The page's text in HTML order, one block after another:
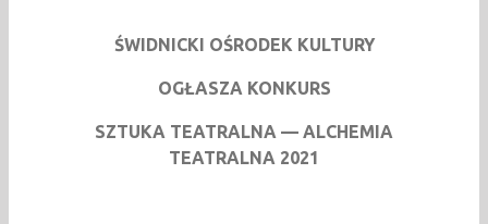
ŚWIDNICKI OŚRODEK KULTURY
OGŁASZA KONKURS
SZTUKA TEATRALNA — ALCHEMIA
TEATRALNA 2021